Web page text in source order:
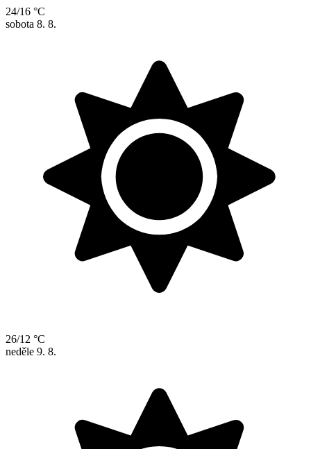
24/16 °C
sobota 8. 8.
26/12 °C
neděle 9. 8.